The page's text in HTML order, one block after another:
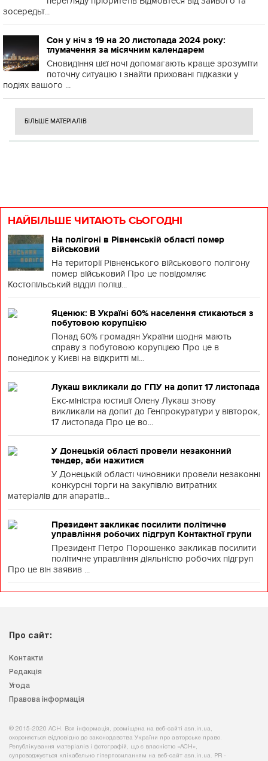
зосередьт...
Сон у ніч з 19 на 20 листопада 2024 року:
тлумачення за місячним календарем
Сновидіння цієї ночі допомагають краще зрозуміти
поточну ситуацію і знайти приховані підказки у
подіях вашого ...
БІЛЬШЕ МАТЕРІАЛІВ
НАЙБІЛЬШЕ ЧИТАЮТЬ СЬОГОДНІ
На полігоні в Рівненській області помер
військовий
На території Рівненського військового полігону
помер військовий Про це повідомляє
Костопільський відділ поліці...
Яценюк: В Україні 60% населення стикаються з
побутовою корупцією
Понад 60% громадян України щодня мають
справу з побутовою корупцією Про це в
понеділок у Києві на відкритті мі...
Лукаш викликали до ГПУ на допит 17 листопада
Екс-міністра юстиції Олену Лукаш знову
викликали на допит до Генпрокуратури у вівторок,
17 листопада Про це во...
У Донецькій області провели незаконний
тендер, аби нажитися
У Донецькій області чиновники провели незаконні
конкурсні торги на закупівлю витратних
матеріалів для апаратів...
Президент закликає посилити політичне
управління робочих підгруп Контактної групи
Президент Петро Порошенко закликав посилити
політичне управління діяльністю робочих підгруп
Про це він заявив ...
Про сайт:
Контакти
Редакція
Угода
Правова інформація
© 2015-2020 АСН. Вся інформація, розміщена на веб-сайті asn.in.ua,
охороняється відповідно до законодавства України про авторське право.
Републікування матеріалів і фотографій, що є власністю «АСН»,
супроводжується клікабельно гіперпосиланням на веб-сайт asn.іn.ua. PR -